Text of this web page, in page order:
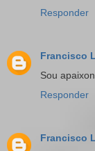
Responder
Francisco
Sou
Responder
Francisco